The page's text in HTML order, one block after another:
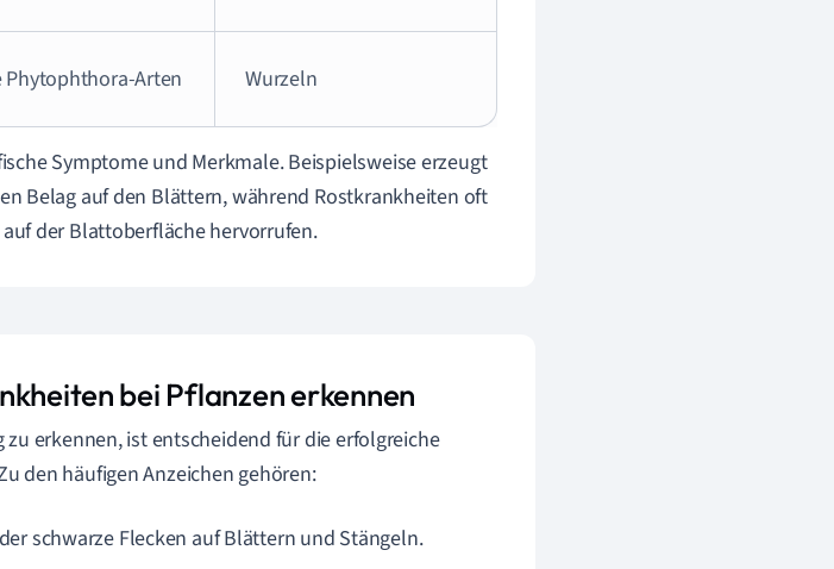
Phytophthora-Arten Wurzeln
Symptome und Merkmale. Beispielsweise erzeugt
Belag auf den Blättern, während Rostkrankheiten oft
der Blattoberfläche hervorrufen.
bei Pflanzen erkennen
erkennen, ist entscheidend für die erfolgreiche
den häufigen Anzeichen gehören:
schwarze Flecken auf Blättern und Stängeln.